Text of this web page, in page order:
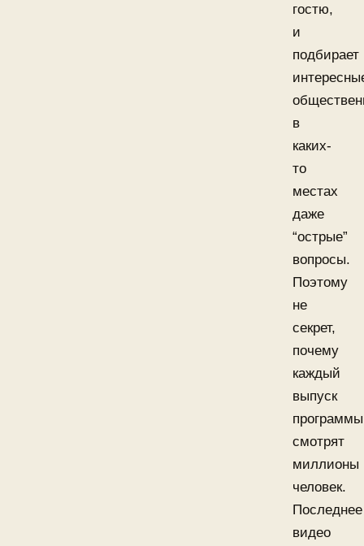
гостю,
и
подбирает
в
каких-
то
местах
даже
“острые”
вопросы.
Поэтому
не
секрет,
почему
каждый
выпуск
программы
смотрят
миллионы
человек.
Последнее
видео